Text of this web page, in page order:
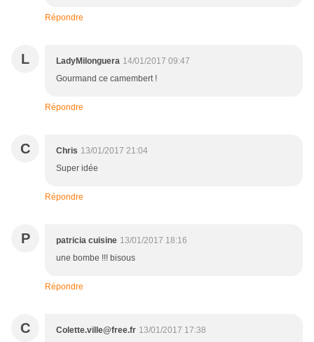
Répondre
L LadyMilonguera 14/01/2017 09:47
Gourmand ce camembert !
Répondre
C Chris 13/01/2017 21:04
Super idée
Répondre
P patricia cuisine 13/01/2017 18:16
une bombe !!! bisous
Répondre
C Colette.ville@free.fr 13/01/2017 17:38